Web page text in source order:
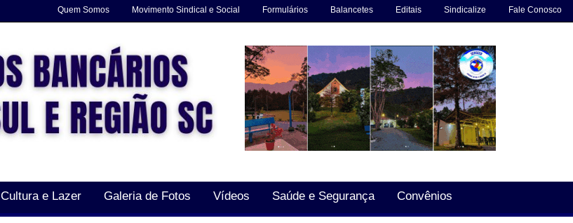
Fale Conosco
Sindicalize
Editais
Balancetes
Formulários
Movimento Sindical e Social
Quem Somos
Cultura e Lazer Galeria de Fotos Vídeos Saúde e Segurança Convênios